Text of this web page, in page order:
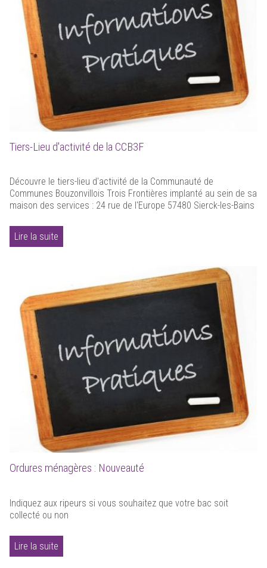
Tiers-Lieu d'activité de la CCB3F
Découvre le tiers-lieu d'activité de la Communauté de
Communes Bouzonvillois Trois Frontières implanté au sein de sa
maison des services : 24 rue de l'Europe 57480 Sierck-les-Bains
Lire la suite
Ordures ménagères : Nouveauté
Indiquez aux ripeurs si vous souhaitez que votre bac soit
collecté ou non
Lire la suite